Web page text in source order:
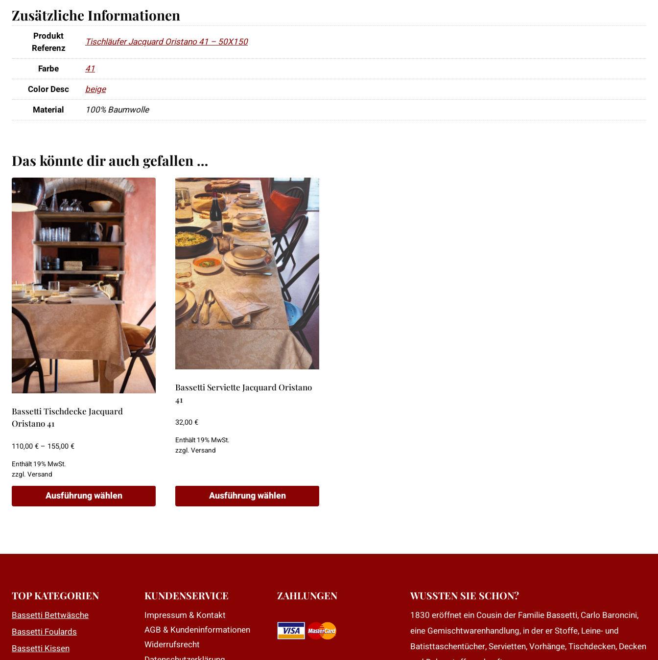
Zusätzliche Informationen
Produkt
Referenz
Tischläufer Jacquard Oristano 41 – 50X150
Farbe
41
Color Desc
beige
Material
100% Baumwolle
Das könnte dir auch gefallen …
Bassetti Tischdecke Jacquard
Oristano 41
110,00€– 155,00€Preisspanne:
Enthält 19% MwSt.
zzgl. Versand
Ausführung wählen
mehrere
Die
können
auf
der
Bassetti Serviette Jacquard Oristano
41
32,00€
Enthält 19% MwSt.
zzgl. Versand
Ausführung wählen
mehrere
Die
können
auf
der
TOP KATEGORIEN
Bassetti Bettwäsche
Bassetti Foulards
Bassetti Kissen
KUNDENSERVICE
Impressum & Kontakt
AGB & Kundeninformationen
Widerrufsrecht
ZAHLUNGEN WUSSTEN SIE SCHON?
1830 eröffnet ein Cousin der Familie Bassetti, Carlo Baroncini,
eine Gemischtwarenhandlung, in der er Stoffe, Leine- und
Batisttaschentücher, Servietten, Vorhänge, Tischdecken, Decken